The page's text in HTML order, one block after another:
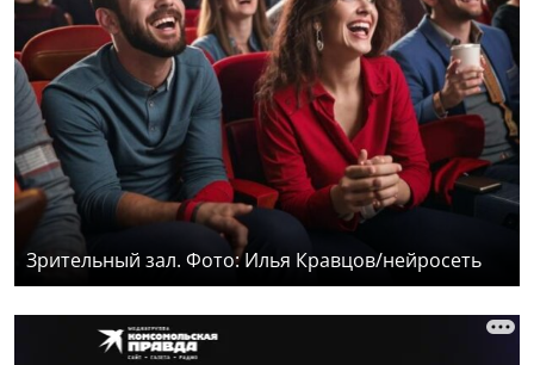
Зрительный зал. Фото: Илья Кравцов/нейросеть